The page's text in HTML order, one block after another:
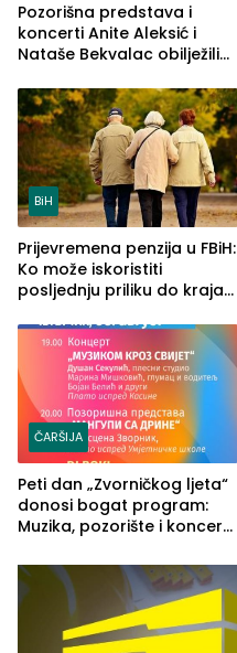
Pozorišna predstava i
koncerti Anite Aleksić i
Nataše Bekvalac obilježili
ljeta (FOTO)
BiH
Prijevremena penzija u FBiH:
Ko može iskoristiti
posljednju priliku do kraja
ČARŠIJA
Peti dan „Zvorničkog ljeta“
donosi bogat program:
Muzika, pozorište i koncert